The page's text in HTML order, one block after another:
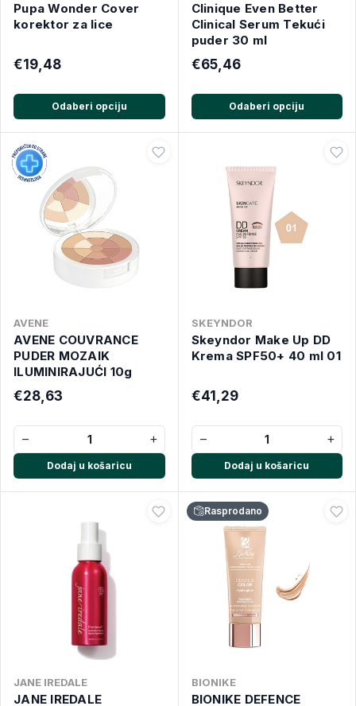
Pupa Wonder Cover
korektor za lice
€19,48
Odaberi opciju
Clinique Even Better
Clinical Serum Tekući
puder 30 ml
€65,46
Odaberi opciju
AVENE
AVENE COUVRANCE
PUDER MOZAIK
ILUMINIRAJUĆI 10g
€28,63
− +
Dodaj u košaricu
SKEYNDOR
Skeyndor Make Up DD
Krema SPF50+ 40 ml 01
€41,29
− +
Dodaj u košaricu
JANE IREDALE
JANE IREDALE
Rasprodano
BIONIKE
BIONIKE DEFENCE